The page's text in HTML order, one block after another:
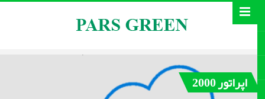
اپراتور 2000